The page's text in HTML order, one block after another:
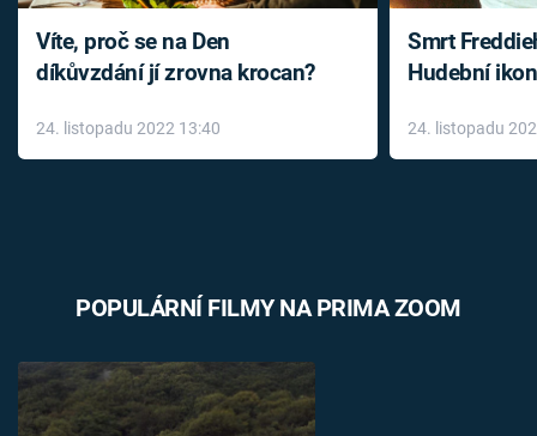
Víte, proč se na Den
díkůvzdání jí zrovna krocan?
24. listopadu 2022 13:40
Smrt
Hudební
léky
24. listopadu
POPULÁRNÍ FILMY NA PRIMA ZOOM